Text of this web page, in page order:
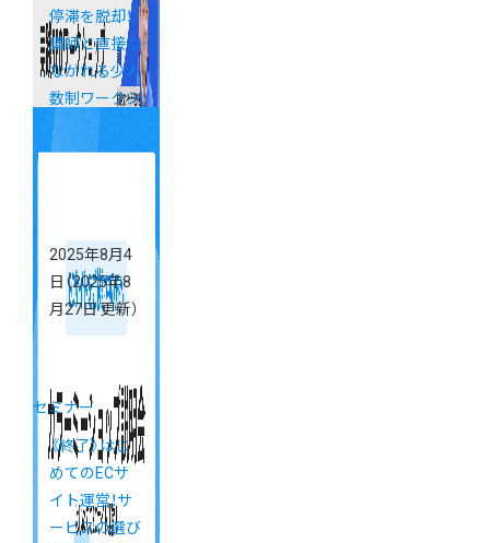
停滞を脱却！
講師と直接つ
ながれる少人
数制ワークシ
ョップ「カラ
ーミーブート
2025年8月4
日 （2025年8
月27日 更新）
セミナー
《終了》はじ
めてのECサ
イト運営！サ
ービスの選び